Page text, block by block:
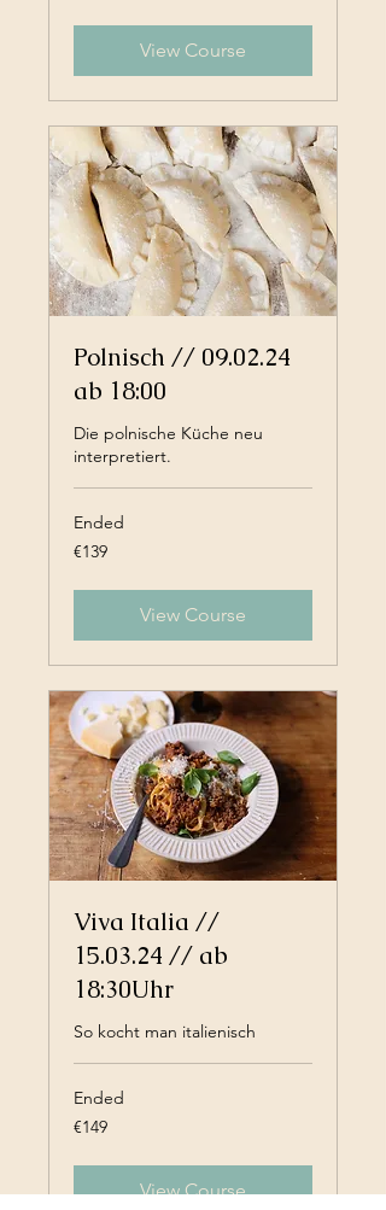
View Course
Polnisch // 09.02.24
ab 18:00
Die polnische Küche neu
interpretiert.
Ended
139
euros
€139
View Course
Viva Italia //
15.03.24 // ab
18:30Uhr
So kocht man italienisch
Ended
149
euros
€149
View Course